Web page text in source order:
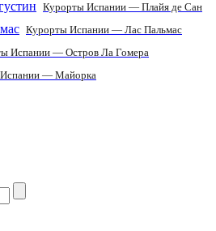
Курорты Испании — Плайя де Сан
Курорты Испании — Лас Пальмас
Испании — Остров Ла Гомера
— Майорка